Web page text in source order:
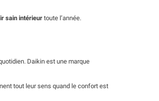
sain intérieur toute l’année.
Daikin est une marque
tout leur sens quand le confort est